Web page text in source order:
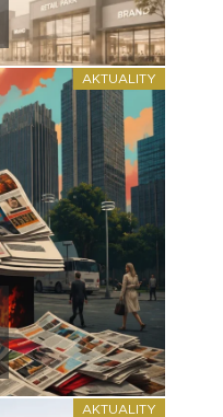
AKTUALITY
AKTUALITY